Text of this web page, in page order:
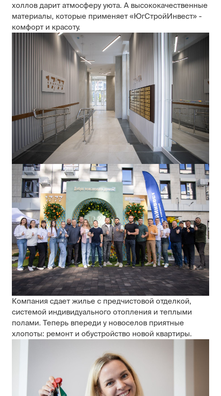
холлов дарит атмосферу уюта. А высококачественные
материалы, которые применяет «ЮгСтройИнвест» -
комфорт и красоту.
Компания сдает жилье с предчистовой отделкой,
системой индивидуального отопления и теплыми
полами. Теперь впереди у новоселов приятные
хлопоты: ремонт и обустройство новой квартиры.